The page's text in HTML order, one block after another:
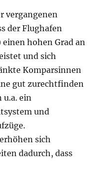
vergangenen
der Flughafen
hohen Grad an
und sich
Komparsinnen
gut zurechtfinden
u.a. ein
und
sich
dadurch, dass